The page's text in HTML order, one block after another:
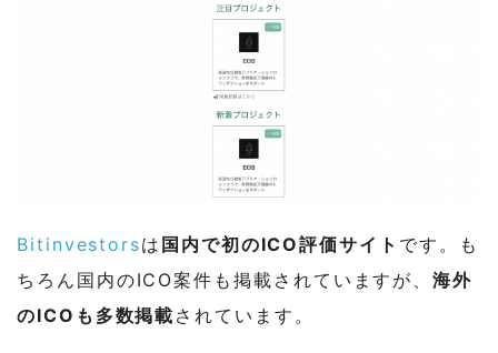
Bitinvestorsは 国内で初のICO評価サイト です。も
ちろん国内のICO案件も掲載されていますが、海外
のICOも多数掲載 されています。